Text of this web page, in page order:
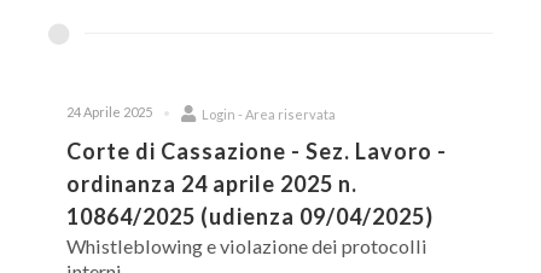
24 Aprile 2025 Login - Area riservata
Corte di Cassazione - Sez. Lavoro -
ordinanza 24 aprile 2025 n.
10864/2025 (udienza 09/04/2025)
Whistleblowing e violazione dei protocolli